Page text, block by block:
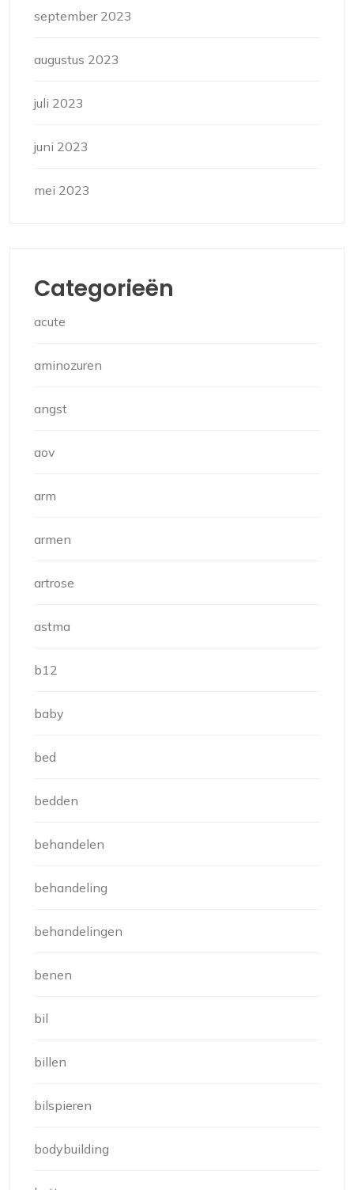
september 2023
augustus 2023
juli 2023
juni 2023
mei 2023
Categorieën
acute
aminozuren
angst
aov
arm
armen
artrose
astma
b12
baby
bed
bedden
behandelen
behandeling
behandelingen
benen
bil
billen
bilspieren
bodybuilding